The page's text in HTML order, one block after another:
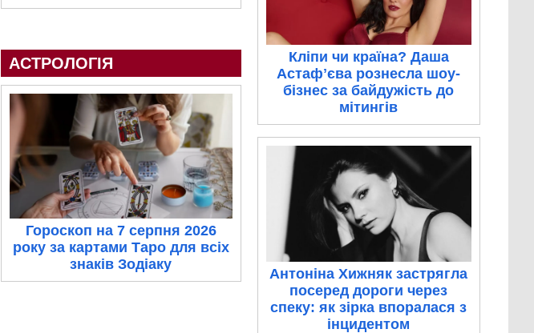
АСТРОЛОГІЯ
Гороскоп на 7 серпня 2026
року за картами Таро для всіх
знаків Зодіаку
Кліпи чи країна? Даша
Астафʼєва рознесла шоу-
бізнес за байдужість до
мітингів
Антоніна Хижняк застрягла
посеред дороги через
спеку: як зірка впоралася з
інцидентом